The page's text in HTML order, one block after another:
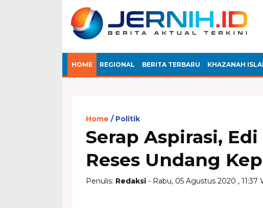
HOME REGIONAL BERITA TERBARU KHAZANAH
Home Politik
Serap Aspirasi,
Reses Undang
Penulis: Redaksi - Rabu, 05 Agustus 2020 , 11:37